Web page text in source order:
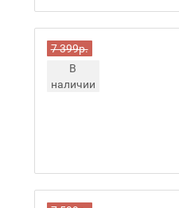
7 399р.
В
наличии